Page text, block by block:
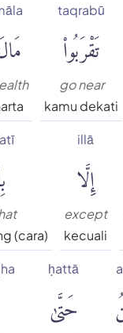
taqrabū
تَقْرَبُوا۟
go near
kamu dekati
illā
إِلَّا
except
kecuali
(cara)
ḥattā
حَتَّىٰ